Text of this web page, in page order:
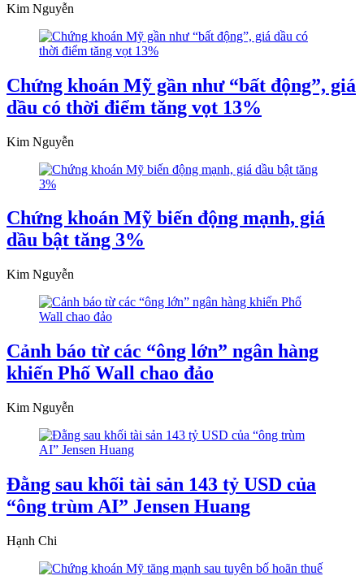
Kim Nguyễn
Chứng khoán Mỹ gần như “bất động”, giá
dầu có thời điểm tăng vọt 13%
Kim Nguyễn
Chứng khoán Mỹ biến động mạnh, giá
dầu bật tăng 3%
Kim Nguyễn
Cảnh báo từ các “ông lớn” ngân hàng
khiến Phố Wall chao đảo
Kim Nguyễn
Đằng sau khối tài sản 143 tỷ USD của
“ông trùm AI” Jensen Huang
Hạnh Chi